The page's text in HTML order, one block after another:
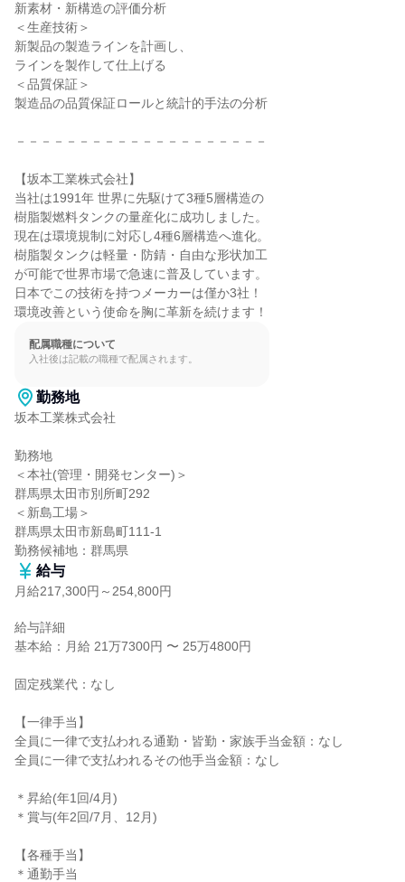
新素材・新構造の評価分析
＜生産技術＞
新製品の製造ラインを計画し、
ラインを製作して仕上げる
＜品質保証＞
製造品の品質保証ロールと統計的手法の分析
－－－－－－－－－－－－－－－－－－－－
【坂本工業株式会社】
当社は1991年 世界に先駆けて3種5層構造の
樹脂製燃料タンクの量産化に成功しました。
現在は環境規制に対応し4種6層構造へ進化。
樹脂製タンクは軽量・防錆・自由な形状加工
が可能で世界市場で急速に普及しています。
日本でこの技術を持つメーカーは僅か3社！
環境改善という使命を胸に革新を続けます！
配属職種について
入社後は記載の職種で配属されます。
勤務地
坂本工業株式会社
勤務地
＜本社(管理・開発センター)＞
群馬県太田市別所町292
＜新島工場＞
群馬県太田市新島町111-1
勤務候補地：群馬県
給与
月給217,300円～254,800円
給与詳細
基本給：月給 21万7300円 〜 25万4800円
固定残業代：なし
【一律手当】
全員に一律で支払われる通勤・皆勤・家族手当金額：なし
全員に一律で支払われるその他手当金額：なし
＊昇給(年1回/4月)
＊賞与(年2回/7月、12月)
【各種手当】
＊通勤手当